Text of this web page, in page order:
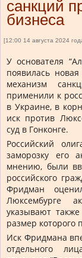
санкций
бизнеса
[12:00 14 августа 2024
У основателя
появилась
механизм
применили к
в Украине, в
иск против
суд в Гонконге.
Российский
заморозку его
мнению, были
российского
Фридман
Люксембурге
указывают
размер которого
Иск Фридмана
отдельного